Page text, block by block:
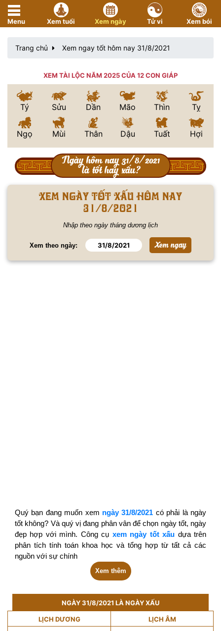
Menu Xem tuổi Xem ngày Tử vi Xem bói
Trang chủ Xem ngay tốt hôm nay 31/8/2021
XEM TÀI LỘC NĂM 2025 CỦA 12 CON GIÁP
Tý Sửu Dần Mão Thìn Tỵ
Ngọ Mùi Thân Dậu Tuất Hợi
Ngày hôm nay 31/8/2021
là tốt hay xấu?
Xem ngày tốt xấu hôm nay
31/8/2021
Nhập theo ngày tháng dương lịch
Xem theo ngày:
Quý bạn đang muốn xem ngày 31/8/2021 có phải là ngày
tốt không? Và quý vị đang phân vân để chọn ngày tốt, ngày
đẹp hợp với mình. Công cụ xem ngày tốt xấu dựa trên
phân tích tính toán khoa học và tổng hợp từ tất cả các
nguồn với sự chính
Xem thêm
NGÀY 31/8/2021 LÀ NGÀY XẤU
LỊCH DƯƠNG LỊCH ÂM